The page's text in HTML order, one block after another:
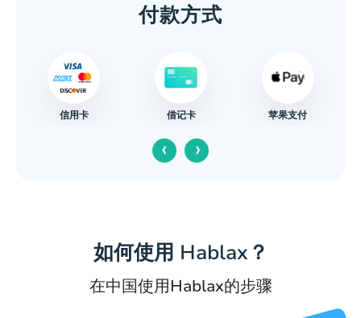
付款方式
信用卡 借记卡 苹果支付
‹ ›
如何使用 Hablax？
在中国使用Hablax的步骤